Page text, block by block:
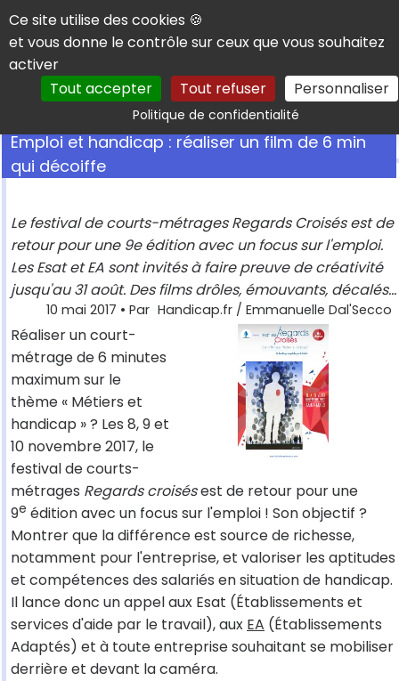
Panneau de gestion des cookies
Ce site utilise des cookies 🍪
et vous donne le contrôle sur ceux que vous souhaitez
activer
Tout accepter
Tout refuser Personnaliser
Politique de confidentialitéRechercher
Emploi et handicap : réaliser un film de 6 min
qui décoiffe
Le festival de courts-métrages Regards Croisés est de
retour pour une 9e édition avec un focus sur l'emploi.
Les Esat et EA sont invités à faire preuve de créativité
jusqu'au 31 août. Des films drôles, émouvants, décalés...
10 mai 2017 • Par Handicap.fr / Emmanuelle Dal'Secco
Réaliser un court-
métrage de 6 minutes
maximum sur le
thème « Métiers et
handicap » ? Les 8, 9 et
10 novembre 2017, le
festival de courts-
métrages Regards croisésest de retour pour une
9e édition avec un focus sur l'emploi ! Son objectif ?
Montrer que la différence est source de richesse,
notamment pour l'entreprise, et valoriser les aptitudes
et compétences des salariés en situation de handicap.
Il lance donc un appel aux Esat (Établissements et
services d'aide par le travail), aux EA (Établissements
Adaptés) et à toute entreprise souhaitant se mobiliser
derrière et devant la caméra.